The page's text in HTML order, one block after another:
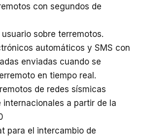
con segundos de
usuario sobre terremotos.
automáticos y SMS con
enviadas cuando se
en tiempo real.
de redes sísmicas
internacionales a partir de la
para el intercambio de